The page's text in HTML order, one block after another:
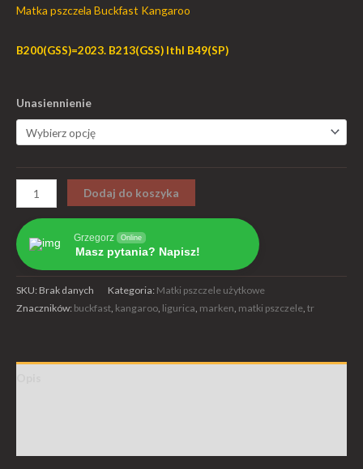
Matka pszczela Buckfast Kangaroo
B200(GSS)=2023. B213(GSS) lthl B49(SP)
Unasiennienie
Dodaj do koszyka
Grzegorz Online
Masz pytania? Napisz!
SKU: Brak danych Kategoria: Matki pszczele użytkowe
Znaczników: buckfast, kangaroo, ligurica, marken, matki pszczele, tr